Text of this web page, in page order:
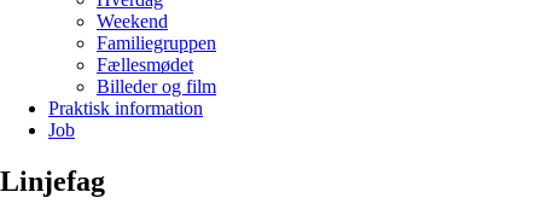
Weekend
Familiegruppen
Fællesmødet
Billeder og film
Praktisk information
Job
Linjefag